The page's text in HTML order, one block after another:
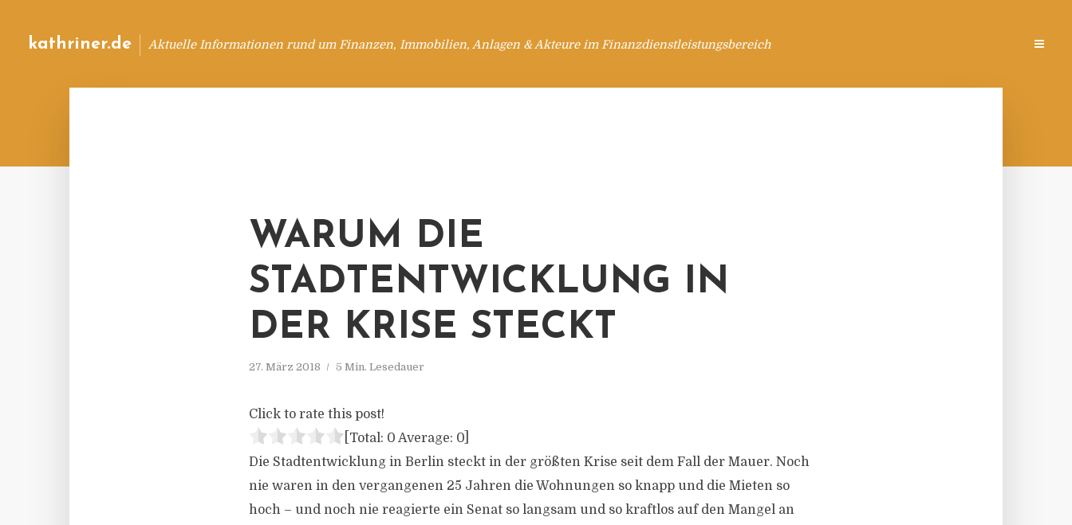
kathriner.de Aktuelle Informationen rund um Finanzen, Immobilien, Anlagen & Akteure im Finanzdienstleistungsbereich
WARUM DIE
STADTENTWICKLUNG IN
DER KRISE STECKT
27. März 2018 5 Min. Lesedauer
Click to rate this post!
[Total: 0 Average: 0
Die Stadtentwicklung in Berlin steckt in der größten Krise seit dem Fall der Mauer. Noch
nie waren in den vergangenen 25 Jahren die Wohnungen so knapp und die Mieten so
hoch – und noch nie reagierte ein Senat so langsam und so kraftlos auf den Mangel an